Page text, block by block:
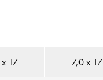
17 7,0 x 17